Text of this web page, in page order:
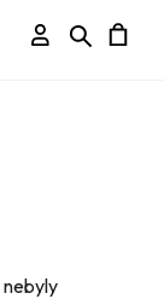
Přihlášení
Hledat
nebyly